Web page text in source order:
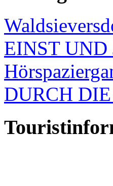
EINST UND
DURCH